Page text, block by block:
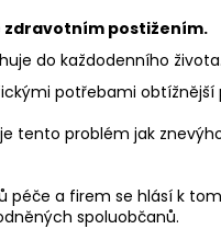
zdravotním postižením.
do každodenního života.
potřebami
tento problém jak
a firem se hlásí k
spoluobčanů.